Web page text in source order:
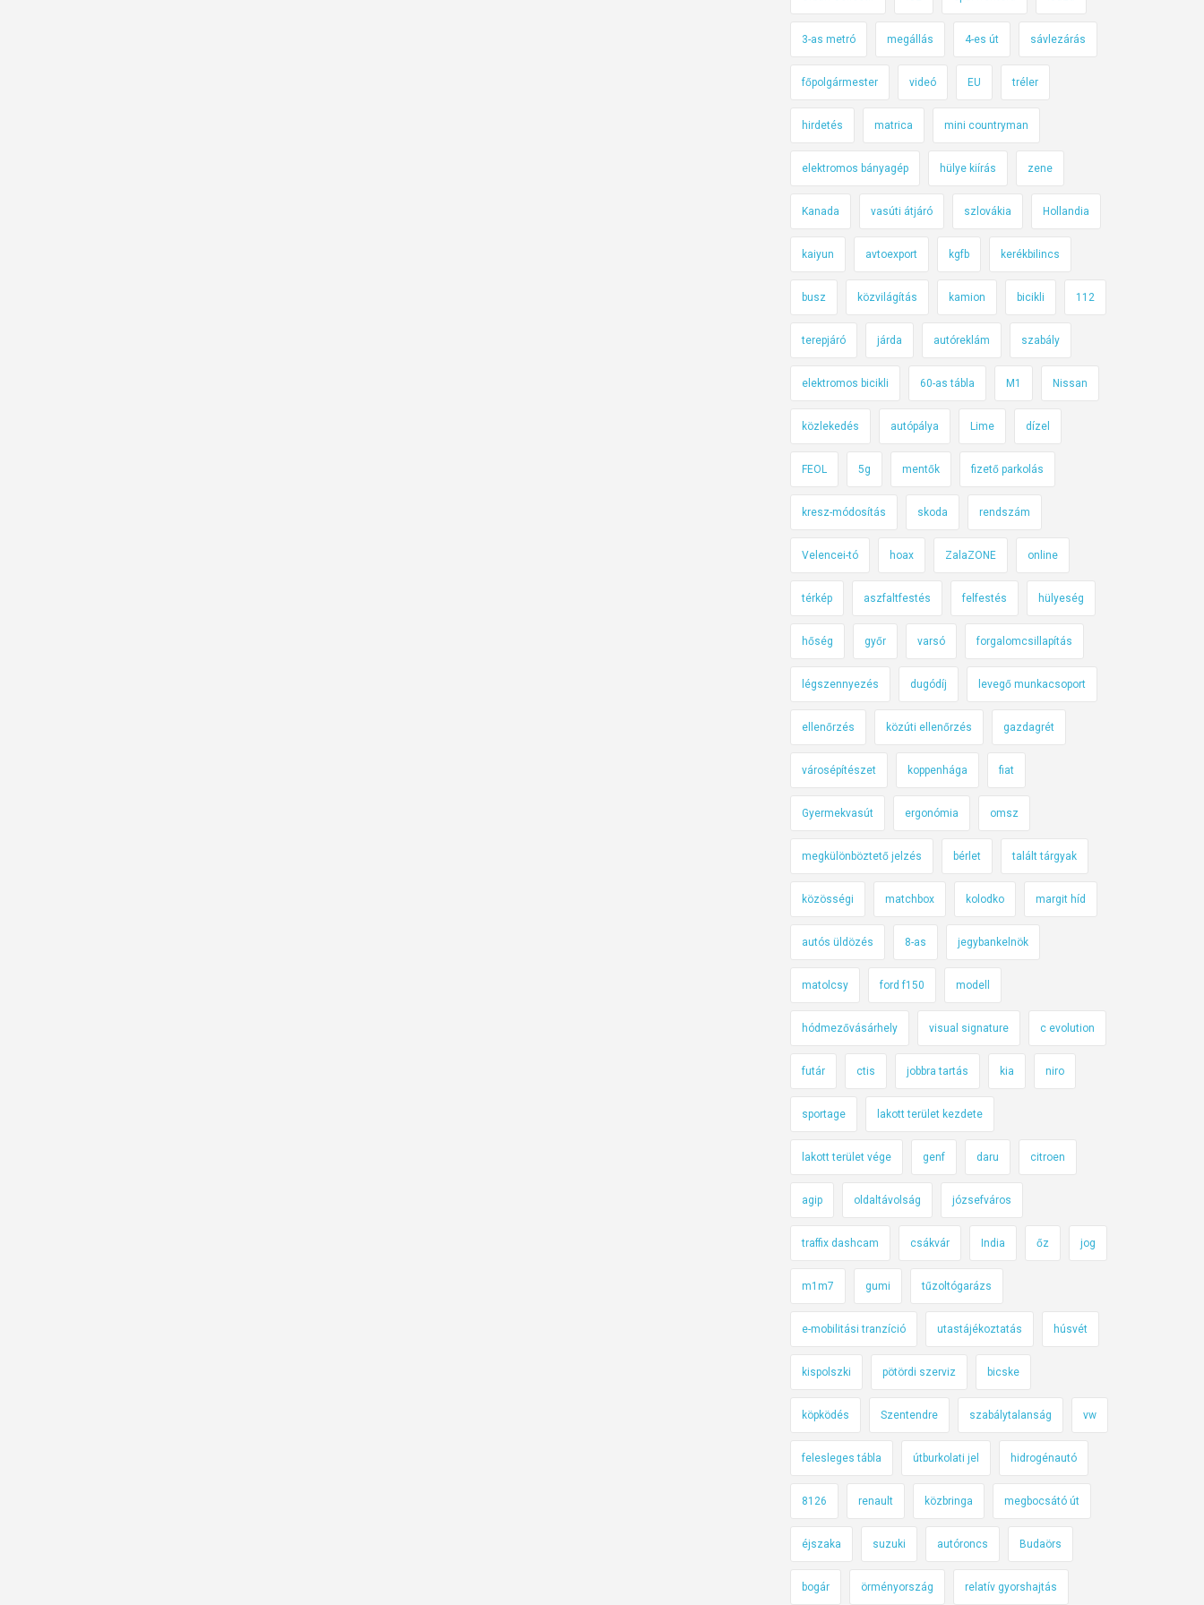
3-as metró megállás 4-es út sávlezárás
főpolgármester videó EU tréler
hirdetés matrica mini countryman
elektromos bányagép hülye kiírás zene
Kanada vasúti átjáró szlovákia Hollandia
kaiyun avtoexport kgfb kerékbilincs
busz közvilágítás kamion bicikli 112
terepjáró járda autóreklám szabály
elektromos bicikli 60-as tábla M1 Nissan
közlekedés autópálya Lime dízel
FEOL 5g mentők fizető parkolás
kresz-módosítás skoda rendszám
Velencei-tó hoax ZalaZONE online
térkép aszfaltfestés felfestés hülyeség
hőség győr varsó forgalomcsillapítás
légszennyezés dugódíj levegő munkacsoport
ellenőrzés közúti ellenőrzés gazdagrét
városépítészet koppenhága fiat
Gyermekvasút ergonómia omsz
megkülönböztető jelzés bérlet talált tárgyak
közösségi matchbox kolodko margit híd
autós üldözés 8-as jegybankelnök
matolcsy ford f150 modell
hódmezővásárhely visual signature c evolution
futár ctis jobbra tartás kia niro
sportage lakott terület kezdete
lakott terület vége genf daru citroen
agip oldaltávolság józsefváros
traffix dashcam csákvár India őz jog
m1m7 gumi tűzoltógarázs
e-mobilitási tranzíció utastájékoztatás húsvét
kispolszki pötördi szerviz bicske
köpködés Szentendre szabálytalanság vw
felesleges tábla útburkolati jel hidrogénautó
8126 renault közbringa megbocsátó út
éjszaka suzuki autóroncs Budaörs
bogár örményország relatív gyorshajtás